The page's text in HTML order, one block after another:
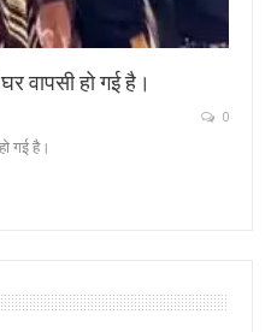
वापसी हो गई है।
0
गई है।